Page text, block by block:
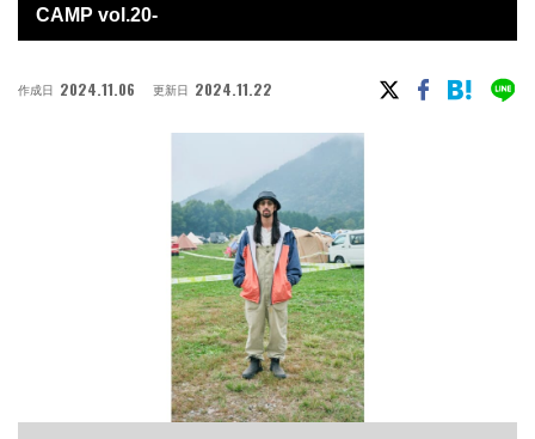
CAMP vol.20-
作成日 2024.11.06 更新日 2024.11.22